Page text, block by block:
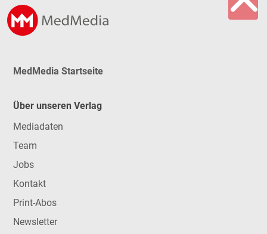
MedMedia Startseite
Über unseren Verlag
Mediadaten
Team
Jobs
Kontakt
Print-Abos
Newsletter